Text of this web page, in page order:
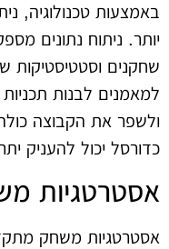
באמצעות טכנולוגיה,
יותר. ניתוח נתונים
שחקנים וסטטיסטיקות
למאמנים לבנות
ולשפר את הקבוצה
כדורסל יכול להעניק
אסטרטגיות
אסטרטגיות משחק